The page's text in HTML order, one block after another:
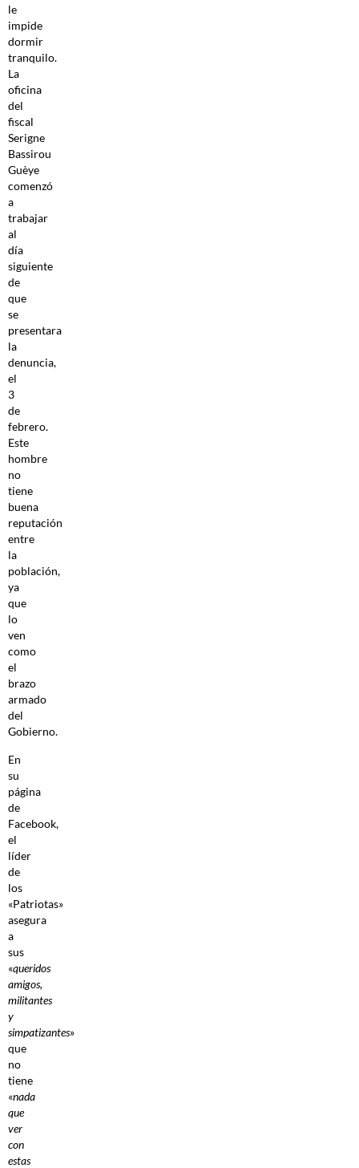
le
impide
dormir
tranquilo.
La
oficina
del
fiscal
Serigne
Bassirou
Guèye
comenzó
a
trabajar
al
día
siguiente
de
que
se
presentara
la
denuncia,
el
3
de
febrero.
Este
hombre
no
tiene
buena
reputación
entre
la
población,
ya
que
lo
ven
como
el
brazo
armado
del
Gobierno.
En
su
página
de
Facebook,
el
líder
de
los
«Patriotas»
asegura
a
sus
«queridos
amigos,
militantes
y
simpatizantes»
que
no
tiene
«nada
que
ver
con
estas